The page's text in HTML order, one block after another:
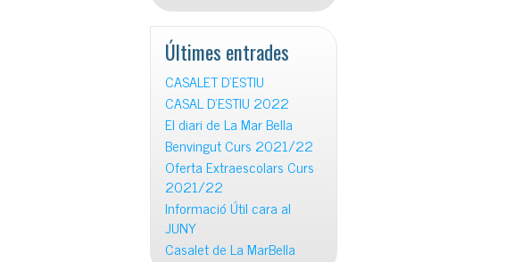
Últimes entrades
CASALET D’ESTIU
CASAL D’ESTIU 2022
El diari de La Mar Bella
Benvingut Curs 2021/22
Oferta Extraescolars Curs
2021/22
Informació Útil cara al
JUNY
Casalet de La MarBella